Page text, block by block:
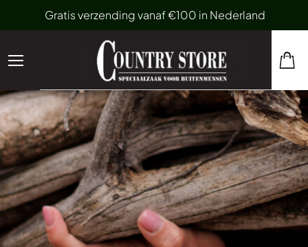
Gratis verzending vanaf €100 in Nederland